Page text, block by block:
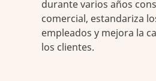
durante varios años
comercial, estandariza
empleados y mejora la
los clientes.